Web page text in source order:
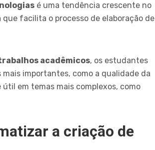
é uma tendência crescente no
que facilita o processo de elaboração de
acadêmicos, os estudantes
importantes, como a qualidade da
em temas mais complexos, como
a criação de